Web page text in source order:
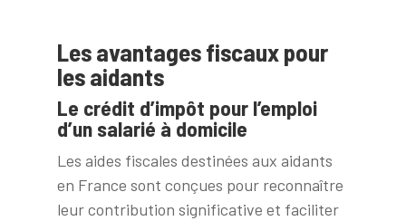
Les avantages fiscaux pour
les aidants
Le crédit d’impôt pour l’emploi
d’un salarié à domicile
Les aides fiscales destinées aux aidants
en France sont conçues pour reconnaître
leur contribution significative et faciliter